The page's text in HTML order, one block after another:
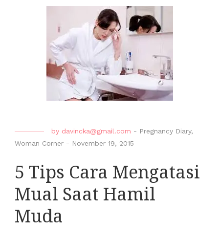
by davincka@gmail.com - Pregnancy Diary,
Woman Corner - November 19, 2015
5 Tips Cara Mengatasi
Mual Saat Hamil
Muda